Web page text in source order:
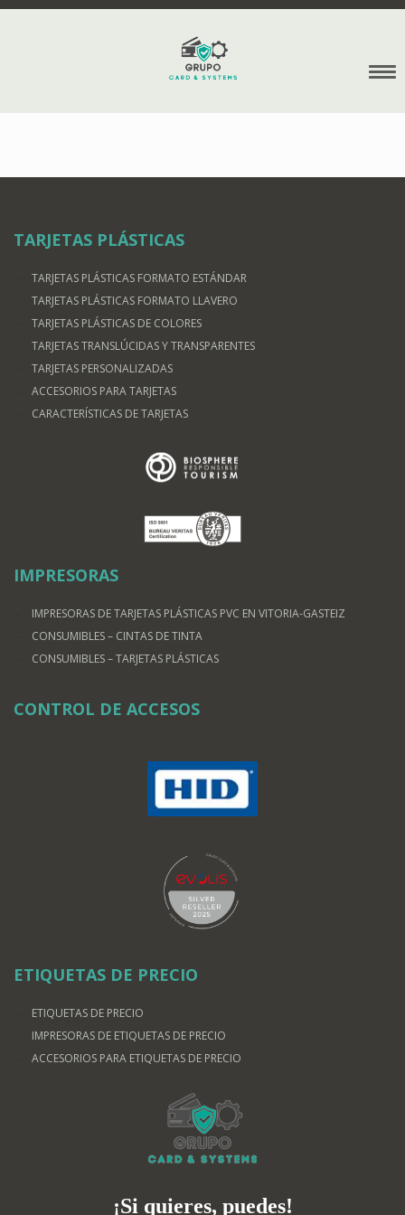
TARJETAS PLÁSTICAS
TARJETAS PLÁSTICAS FORMATO ESTÁNDAR
TARJETAS PLÁSTICAS FORMATO LLAVERO
TARJETAS PLÁSTICAS DE COLORES
TARJETAS TRANSLÚCIDAS Y TRANSPARENTES
TARJETAS PERSONALIZADAS
ACCESORIOS PARA TARJETAS
CARACTERÍSTICAS DE TARJETAS
IMPRESORAS
IMPRESORAS DE TARJETAS PLÁSTICAS PVC EN VITORIA-GASTEIZ
CONSUMIBLES – CINTAS DE TINTA
CONSUMIBLES – TARJETAS PLÁSTICAS
CONTROL DE ACCESOS
ETIQUETAS DE PRECIO
ETIQUETAS DE PRECIO
IMPRESORAS DE ETIQUETAS DE PRECIO
ACCESORIOS PARA ETIQUETAS DE PRECIO
¡Si quieres, puedes!